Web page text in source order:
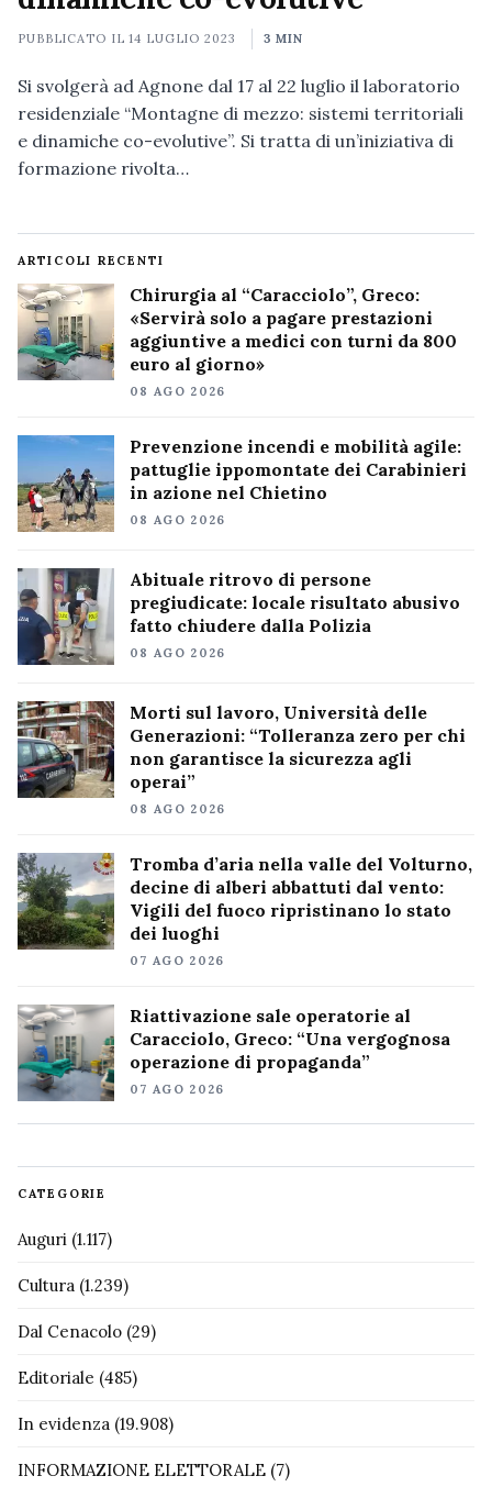
PUBBLICATO IL14 LUGLIO 2023 3 MIN
Si svolgerà ad Agnone dal 17 al 22 luglio il laboratorio
residenziale “Montagne di mezzo: sistemi territoriali
e dinamiche co-evolutive”. Si tratta di un’iniziativa di
formazione rivolta…
ARTICOLI RECENTI
Chirurgia al “Caracciolo”, Greco:
«Servirà solo a pagare prestazioni
aggiuntive a medici con turni da 800
euro al giorno»
08 AGO 2026
Prevenzione incendi e mobilità agile:
pattuglie ippomontate dei Carabinieri
in azione nel Chietino
08 AGO 2026
Abituale ritrovo di persone
pregiudicate: locale risultato abusivo
fatto chiudere dalla Polizia
08 AGO 2026
Morti sul lavoro, Università delle
Generazioni: “Tolleranza zero per chi
non garantisce la sicurezza agli
operai”
08 AGO 2026
Tromba d’aria nella valle del Volturno,
decine di alberi abbattuti dal vento:
Vigili del fuoco ripristinano lo stato
dei luoghi
07 AGO 2026
Riattivazione sale operatorie al
Caracciolo, Greco: “Una vergognosa
operazione di propaganda”
07 AGO 2026
CATEGORIE
Auguri (1.117)
Cultura (1.239)
Dal Cenacolo (29)
Editoriale (485)
In evidenza (19.908)
INFORMAZIONE ELETTORALE (7)